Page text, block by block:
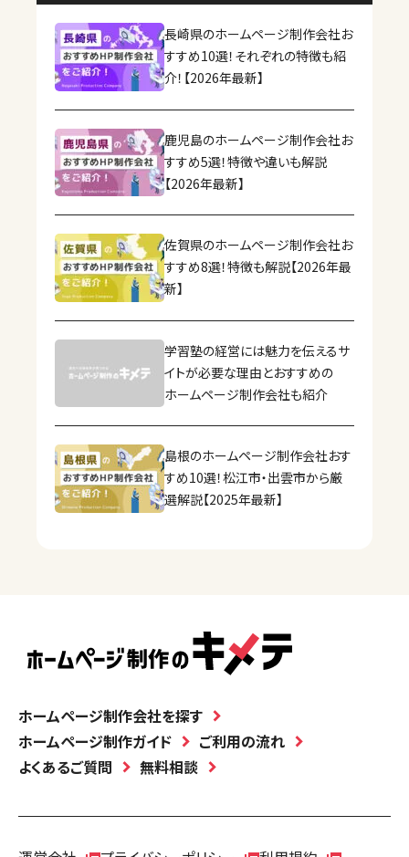
長崎県のホームページ制作会社お
すすめ10選！それぞれの特徴も紹
介！【2026年最新】
鹿児島のホームページ制作会社お
すすめ5選！特徴や違いも解説
【2026年最新】
佐賀県のホームページ制作会社お
すすめ8選！特徴も解説【2026年最
新】
学習塾の経営には魅力を伝えるサ
イトが必要な理由とおすすめの
ホームページ制作会社も紹介
島根のホームページ制作会社おす
すめ10選！松江市・出雲市から厳
選解説【2025年最新】
ホームページ制作会社を探す
ホームページ制作ガイド
ご利用の流れ
よくあるご質問
無料相談